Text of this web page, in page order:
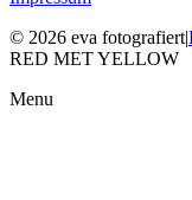
© 2026 eva fotografiert|
RED MET YELLOW
Menu